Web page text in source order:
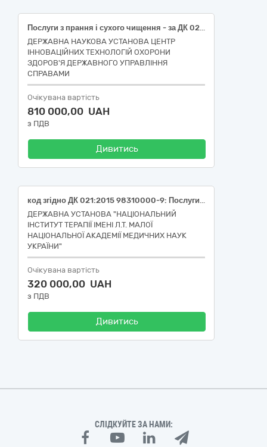
Послуги з прання і сухого чищення - за ДК 021:2015 - 98310000-9 (Послуги з прання білизни з підкрохмаленням (простирадл, підковдр, наволочок), махрових рушників, халатів жіночих махрових (білих), сорочок нічних жіночих (білих), простирадл, пелюшок – без підкрохмалення, пелюшок та особливо забрудненої білизни – з підкрохмаленням, халатів, штанів, курток медичних, шапочок, штор, тюлі, ковдр, подушок - за ДК 021:2015 - 98311000-6 Послуги зі збирання білизни для прання)
ДЕРЖАВНА НАУКОВА УСТАНОВА ЦЕНТР
ІННОВАЦІЙНИХ ТЕХНОЛОГІЙ ОХОРОНИ
ЗДОРОВ'Я ДЕРЖАВНОГО УПРАВЛІННЯ
СПРАВАМИ
Очікувана вартість
810 000,00 UAH
з ПДВ
Дивитись
код згідно ДК 021:2015 98310000-9: Послуги з прання і сухого чищення (послуги з прання білизни)
ДЕРЖАВНА УСТАНОВА "НАЦІОНАЛЬНИЙ
ІНСТИТУТ ТЕРАПІЇ ІМЕНІ Л.Т. МАЛОЇ
НАЦІОНАЛЬНОЇ АКАДЕМІЇ МЕДИЧНИХ НАУК
УКРАЇНИ"
Очікувана вартість
320 000,00 UAH
з ПДВ
Дивитись
СЛІДКУЙТЕ ЗА НАМИ: